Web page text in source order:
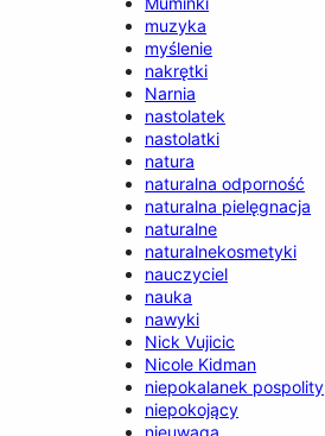
muzyka
myślenie
nakrętki
Narnia
nastolatek
nastolatki
natura
naturalna odporność
naturalna pielęgnacja
naturalne
naturalnekosmetyki
nauczyciel
nauka
nawyki
Nick Vujicic
Nicole Kidman
niepokalanek pospolity
niepokojący
nieuwaga